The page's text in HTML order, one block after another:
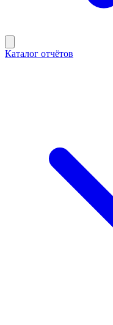
Каталог отчётов